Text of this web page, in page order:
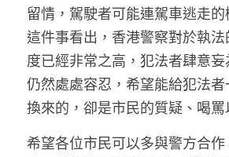
龔靜儀大律師專欄
陳貴春大律師專欄
陳子遷律師專欄
留情，駕駛者可能連駕車逃走
這件事看出，香港警察對於執
度已經非常之高，犯法者肆意
仍然處處容忍，希望能給犯法
換來的，卻是市民的質疑、喝罵
希望各位市民可以多與警方合